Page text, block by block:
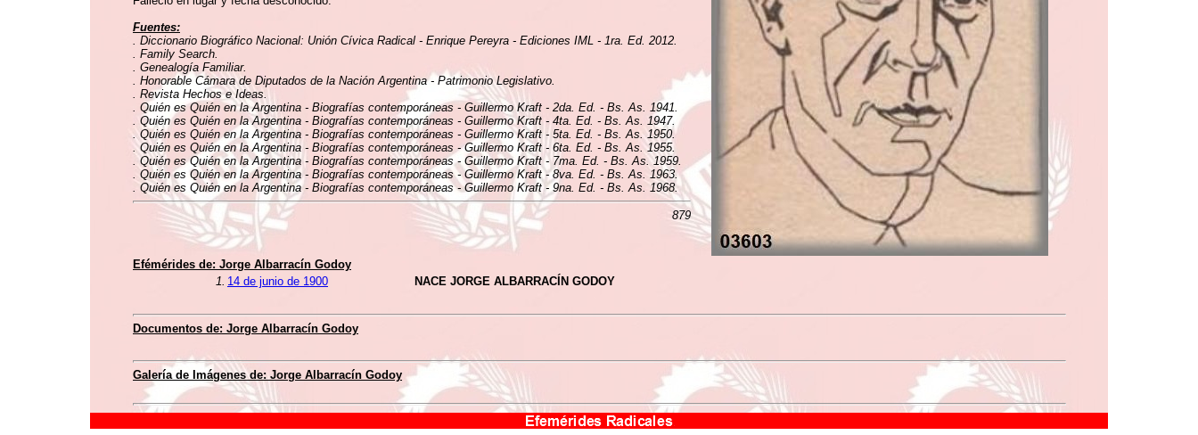
Fuentes:
. Diccionario Biográfico Nacional: Unión Cívica Radical - Enrique Pereyra - Ediciones IML - 1ra. Ed. 2012.
. Family Search.
. Genealogía Familiar.
. Honorable Cámara de Diputados de la Nación Argentina - Patrimonio Legislativo.
. Revista Hechos e Ideas.
. Quién es Quién en la Argentina - Biografías contemporáneas - Guillermo Kraft - 2da. Ed. - Bs. As. 1941.
. Quién es Quién en la Argentina - Biografías contemporáneas - Guillermo Kraft - 4ta. Ed. - Bs. As. 1947.
. Quién es Quién en la Argentina - Biografías contemporáneas - Guillermo Kraft - 5ta. Ed. - Bs. As. 1950.
. Quién es Quién en la Argentina - Biografías contemporáneas - Guillermo Kraft - 6ta. Ed. - Bs. As. 1955.
. Quién es Quién en la Argentina - Biografías contemporáneas - Guillermo Kraft - 7ma. Ed. - Bs. As. 1959.
. Quién es Quién en la Argentina - Biografías contemporáneas - Guillermo Kraft - 8va. Ed. - Bs. As. 1963.
. Quién es Quién en la Argentina - Biografías contemporáneas - Guillermo Kraft - 9na. Ed. - Bs. As. 1968.
879
Efémérides de: Jorge Albarracín Godoy
1. 14 de junio de 1900 NACE JORGE ALBARRACÍN GODOY
Documentos de: Jorge Albarracín Godoy
Galería de Imágenes de: Jorge Albarracín Godoy